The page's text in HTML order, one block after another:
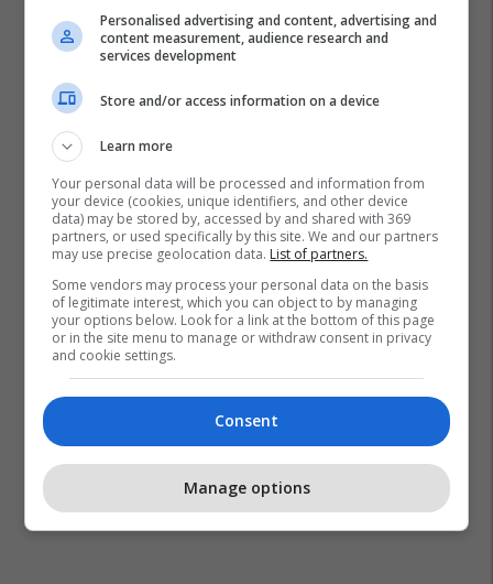
Hong Kong
Personalised advertising and content, advertising and
content measurement, audience research and
services development
Store and/or access information on a device
Learn more
Your personal data will be processed and information from
your device (cookies, unique identifiers, and other device
data) may be stored by, accessed by and shared with 369
partners, or used specifically by this site. We and our partners
may use precise geolocation data. List of partners.
Some vendors may process your personal data on the basis
of legitimate interest, which you can object to by managing
your options below. Look for a link at the bottom of this page
or in the site menu to manage or withdraw consent in privacy
and cookie settings.
Consent
Manage options